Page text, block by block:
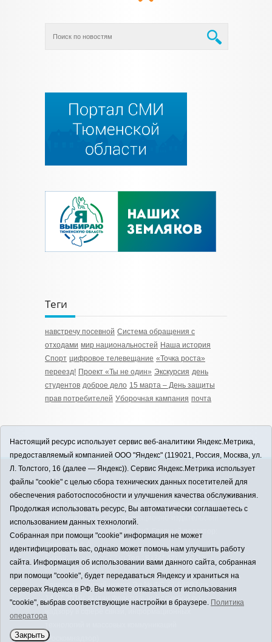
Теги
навстречу посевной Система обращения с
отходами мир национальностей Наша история
Спорт цифровое телевещание «Точка роста»
переезд! Проект «Ты не один» Экскурсия день
студентов доброе дело 15 марта – День защиты
прав потребителей Уборочная кампания почта
12+
ЗАВОДОУКОВСК online / Новости
Заводоуковского муниципального округа, 2026
Учредитель: АНО "Информационно-издательский
центр "Заводоуковские вести". Главный редактор:
E-mail:
zavest@obl72.ru
Тел.: 8 (34542) 2-10-33
Политика оператора
Регистрационный номер Эл № ФС 77-66397 от
14.07.2016г. выдан Федеральной службой по
(Роскомнадзор)
Настоящий ресурс использует сервис веб-аналитики Яндекс.Метрика,
предоставляемый компанией ООО "Яндекс" (119021, Россия, Москва, ул.
Л. Толстого, 16 (далее — Яндекс)). Сервис Яндекс.Метрика использует
файлы "cookie" с целью сбора технических данных посетителей для
обеспечения работоспособности и улучшения качества обслуживания.
Продолжая использовать ресурс, Вы автоматически соглашаетесь с
использованием данных технологий.
Собранная при помощи "cookie" информация не может
идентифицировать вас, однако может помочь нам улучшить работу
сайта. Информация об использовании вами данного сайта, собранная
при помощи "cookie", будет передаваться Яндексу и храниться на
серверах Яндекса в РФ. Вы можете отказаться от использования
"cookie", выбрав соответствующие настройки в браузере. Политика
оператора
Закрыть